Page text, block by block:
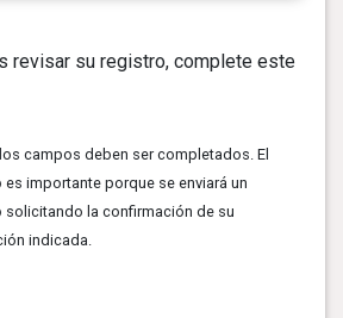
revisar su registro, complete este
campos deben ser completados. El
importante porque se enviará un
solicitando la confirmación de su
indicada.